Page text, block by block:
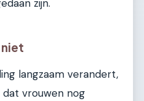
zijn.
langzaam verandert,
vrouwen nog